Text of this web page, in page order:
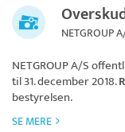
NETGROUP
NETGROUP A/S
til 31. december 2018.
bestyrelsen.
SE MERE